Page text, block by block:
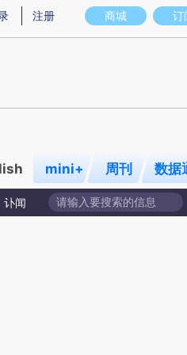
图存在偏差。不代表财新观点和立场。
商城 订
注册
mini+ 周刊 数据
讣闻